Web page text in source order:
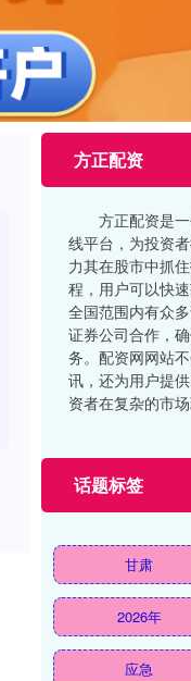
方正配资
方正配资是
线平台，为投资
力其在股市中抓
程，用户可以快
全国范围内有众
证券公司合作，
务。配资网网站
讯，还为用户提
资者在复杂的市
话题标签
甘肃
2026年
应急